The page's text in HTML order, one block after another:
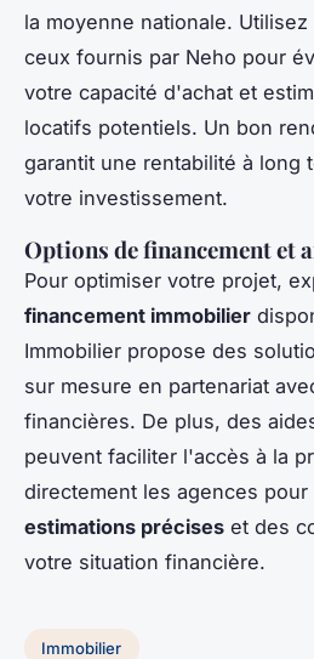
la moyenne nationale.
ceux fournis par Neho pour
votre capacité d'achat et
locatifs potentiels. Un bon
garantit une rentabilité à long
votre investissement.
Options de financement et
Pour optimiser votre projet,
financement immobilier
Immobilier propose des
sur mesure en partenariat
financières. De plus, des
peuvent faciliter l'accès à la
directement les agences
estimations précises et des
votre situation financière.
Immobilier